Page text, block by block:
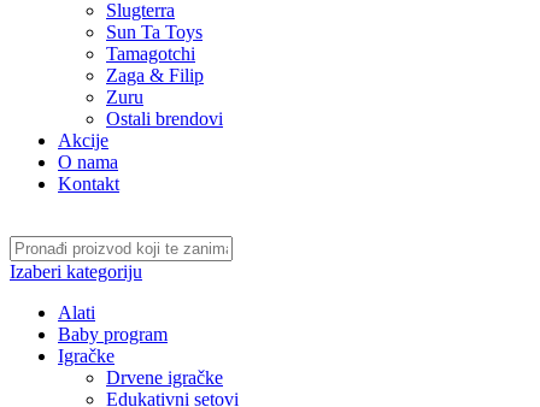
Slugterra
Sun Ta Toys
Tamagotchi
Zaga & Filip
Zuru
Ostali brendovi
Akcije
O nama
Kontakt
Izaberi kategoriju
Alati
Baby program
Igračke
Drvene igračke
Edukativni setovi